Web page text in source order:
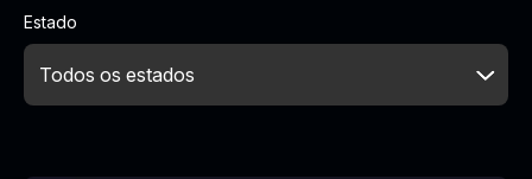
Estado